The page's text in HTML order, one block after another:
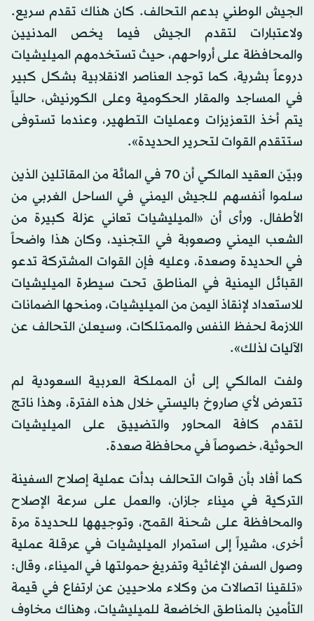
الجيش الوطني بدعم التحالف. كان هناك تقدم سريع.
ولاعتبارات لتقدم الجيش فيما يخص المدنيين
والمحافظة على أرواحهم، حيث تستخدمهم الميليشيات
دروعاً بشرية، كما توجد العناصر الانقلابية بشكل كبير
في المساجد والمقار الحكومية وعلى الكورنيش، حالياً
يتم أخذ التعزيزات وعمليات التطهير، وعندما تستوفى
ستتقدم القوات لتحرير الحديدة».
وبيّن العقيد المالكي أن 70 في المائة من المقاتلين الذين
سلموا أنفسهم للجيش اليمني في الساحل الغربي من
الأطفال. ورأى أن «الميليشيات تعاني عزلة كبيرة من
الشعب اليمني وصعوبة في التجنيد، وكان هذا واضحاً
في الحديدة وصعدة، وعليه فإن القوات المشتركة تدعو
القبائل اليمنية في المناطق تحت سيطرة الميليشيات
للاستعداد لإنقاذ اليمن من الميليشيات، ومنحها الضمانات
اللازمة لحفظ النفس والممتلكات، وسيعلن التحالف عن
الآليات لذلك».
ولفت المالكي إلى أن المملكة العربية السعودية لم
تتعرض لأي صاروخ باليستي خلال هذه الفترة، وهذا ناتج
لتقدم كافة المحاور والتضييق على الميليشيات
الحوثية، خصوصاً في محافظة صعدة.
كما أفاد بأن قوات التحالف بدأت عملية إصلاح السفينة
التركية في ميناء جازان، والعمل على سرعة الإصلاح
والمحافظة على شحنة القمح، وتوجيهها للحديدة مرة
أخرى، مشيراً إلى استمرار الميليشيات في عرقلة عملية
وصول السفن الإغاثية وتفريغ حمولتها في الميناء، وقال:
«تلقينا اتصالات من وكلاء ملاحيين عن ارتفاع في قيمة
التأمين بالمناطق الخاضعة للميليشيات، وهناك مخاوف